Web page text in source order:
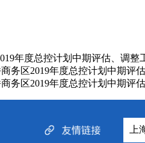
年度总控计划中期评估、调
务区2019年度总控计划中期评
务区2019年度总控计划中期评